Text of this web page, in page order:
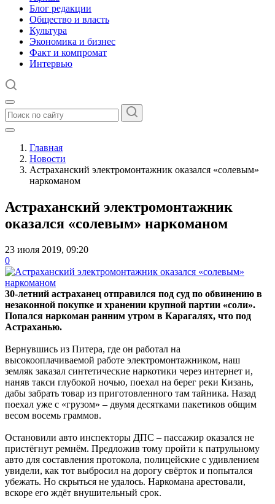
Блог редакции
Общество и власть
Культура
Экономика и бизнес
Факт и компромат
Интервью
Главная
Новости
Астраханский электромонтажник оказался «солевым»
наркоманом
Астраханский электромонтажник
оказался «солевым» наркоманом
23 июля 2019, 09:20
0
30-летний астраханец отправился под суд по обвинению в
незаконной покупке и хранении крупной партии «соли».
Попался наркоман ранним утром в Карагалях, что под
Астраханью.
Вернувшись из Питера, где он работал на
высокооплачиваемой работе электромонтажником, наш
земляк заказал синтетические наркотики через интернет и,
наняв такси глубокой ночью, поехал на берег реки Кизань,
дабы забрать товар из приготовленного там тайника. Назад
поехал уже с «грузом» – двумя десятками пакетиков общим
весом восемь граммов.
Остановили авто инспекторы ДПС – пассажир оказался не
пристёгнут ремнём. Предложив тому пройти к патрульному
авто для составления протокола, полицейские с удивлением
увидели, как тот выбросил на дорогу свёрток и попытался
убежать. Но скрыться не удалось. Наркомана арестовали,
вскоре его ждёт внушительный срок.